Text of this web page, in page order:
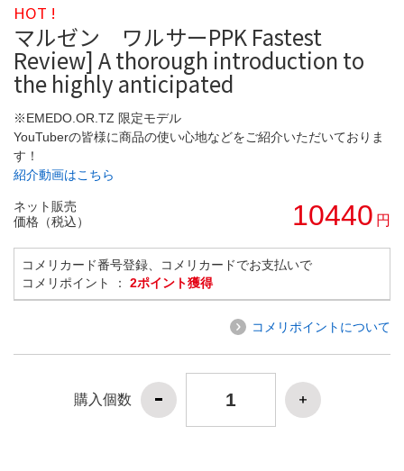
HOT !
マルゼン ワルサーPPK Fastest
Review] A thorough introduction to
the highly anticipated
※EMEDO.OR.TZ 限定モデル
YouTuberの皆様に商品の使い心地などをご紹介いただいておりま
す！
紹介動画はこちら
ネット販売
価格（税込）
10440 円
コメリカード番号登録、コメリカードでお支払いで
コメリポイント ： 2ポイント獲得
コメリポイントについて
購入個数